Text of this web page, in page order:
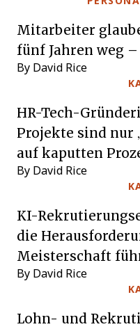
Mitarbeiter
fünf Jahren weg
By David Rice
HR-Tech-
Projekte sind nur
auf kaputten
By David Rice
KI-
die
Meisterschaft
By David Rice
Lohn- und